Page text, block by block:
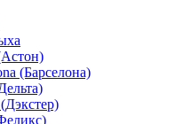
(Барселона)